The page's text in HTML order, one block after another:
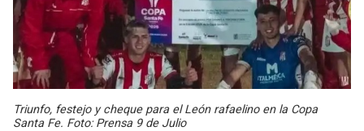
Triunfo, festejo y cheque para el León rafaelino en la Copa
Santa Fe. Foto: Prensa 9 de Julio